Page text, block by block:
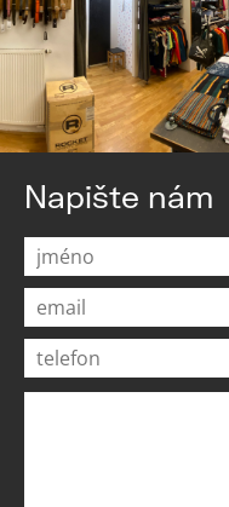
Napište nám